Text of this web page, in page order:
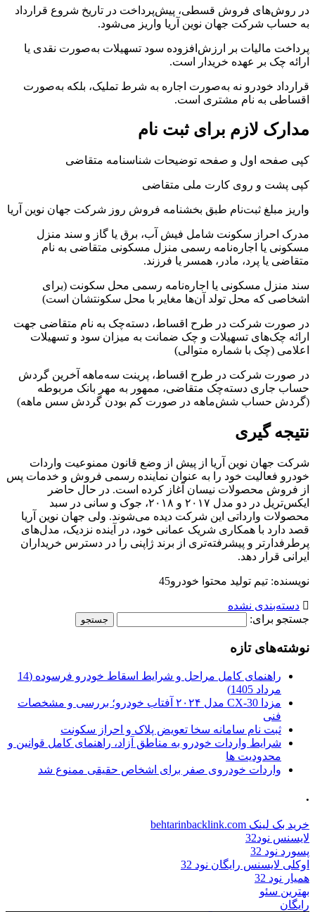
در روش‌های فروش قسطی، پیش‌پرداخت در تاریخ شروع قرارداد
به حساب شرکت جهان نوین آریا واریز می‌شود.
پرداخت مالیات بر ارزش‌افزوده سود تسهیلات به‌صورت نقدی یا
ارائه چک بر عهده خریدار است.
قرارداد خودرو نه به‌صورت اجاره به شرط تملیک، بلکه به‌صورت
اقساطی به نام مشتری است.
مدارک لازم برای ثبت نام
کپی صفحه اول و صفحه توضیحات شناسنامه متقاضی
کپی پشت و روی کارت ملی متقاضی
واریز مبلغ ثبت‌نام طبق بخشنامه فروش روز شرکت جهان نوین آریا
مدرک احراز سکونت شامل فیش آب، برق یا گاز و سند منزل
مسکونی یا اجاره‌نامه رسمی منزل مسکونی متقاضی به نام
متقاضی یا پرد، مادر، همسر یا فرزند.
سند منزل مسکونی یا اجاره‌نامه رسمی محل سکونت (برای
اشخاصی که محل تولد آن‌ها مغایر با محل سکونتشان است)
در صورت شرکت در طرح اقساط، دسته‌چک به نام متقاضی جهت
ارائه چک‌های تسهیلات و چک ضمانت به میزان سود و تسهیلات
اعلامی (چک با شماره متوالی)
در صورت شرکت در طرح اقساط، پرینت سه‌ماهه آخرین گردش
حساب جاری دسته‌چک متقاضی، ممهور به مهر بانک مربوطه
(گردش حساب شش‌ماهه در صورت کم بودن گردش سس ماهه)
نتیجه گیری
شرکت جهان نوین آریا از پیش از وضع قانون ممنوعیت واردات
خودرو فعالیت خود را به عنوان نماینده رسمی فروش و خدمات پس
از فروش محصولات نیسان آغاز کرده است. در حال حاضر
ایکس‌تریل در دو مدل ۲۰۱۷ و ۲۰۱۸، جوک و سانی در سبد
محصولات وارداتی این شرکت دیده می‌شوند. ولی جهان نوین آریا
قصد دارد با همکاری شریک عمانی خود، در آینده نزدیک، مدل‌های
پرطرفدارتر و پیشرفته‌تری از برند ژاپنی را در دسترس خریداران
ایرانی قرار دهد.
نویسنده: تیم تولید محتوا خودرو45
دسته‌بندی نشده
جستجو برای:
نوشته‌های تازه
راهنمای کامل مراحل و شرایط اسقاط خودرو فرسوده (14
مرداد 1405)
مزدا CX-30 مدل ۲۰۲۴ آفتاب خودرو؛ بررسی و مشخصات
فنی
ثبت نام سامانه سخا تعویض پلاک و احراز سکونت
شرایط واردات خودرو به مناطق آزاد، راهنمای کامل قوانین و
محدودیت ها
واردات خودروی صفر برای اشخاص حقیقی ممنوع شد
.
خرید بک لینک behtarinbacklink.com
لایسنس نود32
پسورد نود 32
اوکلی لایسنس رایگان نود 32
همیار نود 32
بهترین سئو
رایگان